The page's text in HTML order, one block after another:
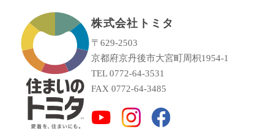
株式会社トミタ
〒629-2503
京都府京丹後市大宮町周枳1954-1
TEL 0772-64-3531
FAX 0772-64-3485